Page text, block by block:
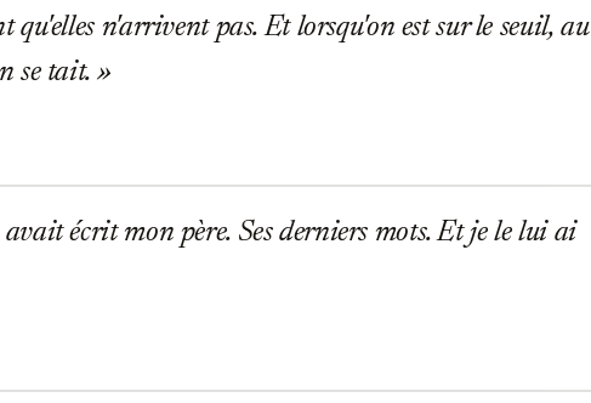
qu'elles n'arrivent pas. Et lorsqu'on est sur le seuil, au
se tait.
écrit mon père. Ses derniers mots. Et je le lui ai